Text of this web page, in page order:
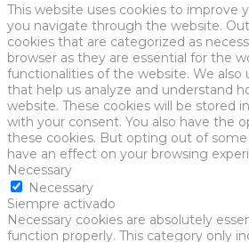
This website uses cookies to improve
you navigate through the website.
cookies that are categorized as
browser as they are essential for the
functionalities of the website. We also
that help us analyze and understand
website. These cookies will be stored
with your consent. You also have the
these cookies. But opting out of
have an effect on your browsing
Necessary
Necessary
Siempre activado
Necessary cookies are absolutely
function properly. This category only